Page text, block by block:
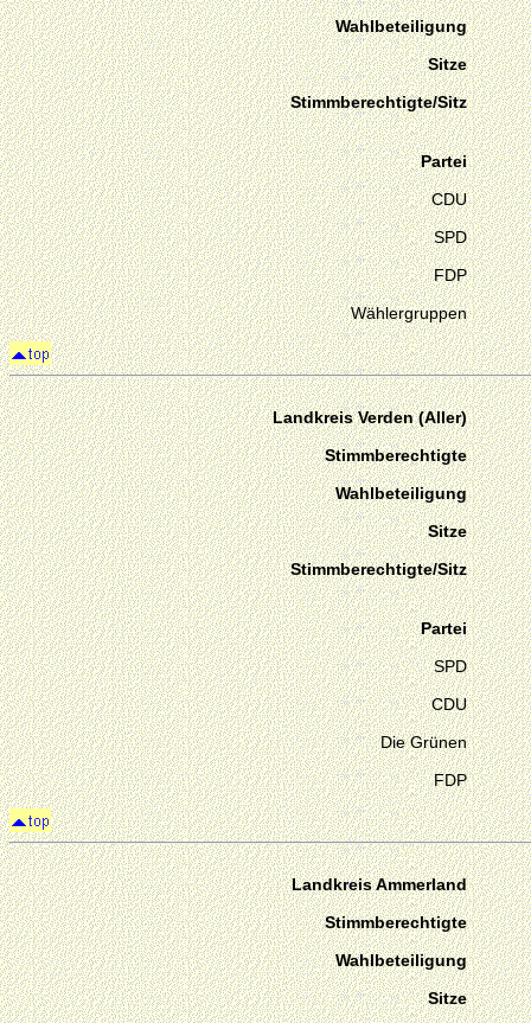
Wahlbeteiligung
Sitze
Stimmberechtigte/Sitz
Partei
CDU
SPD
FDP
Wählergruppen
Landkreis Verden (Aller)
Stimmberechtigte
Wahlbeteiligung
Sitze
Stimmberechtigte/Sitz
Partei
SPD
CDU
Die Grünen
FDP
Landkreis Ammerland
Stimmberechtigte
Wahlbeteiligung
Sitze